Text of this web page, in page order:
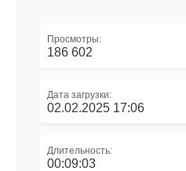
Просмотры:
186 602
Дата загрузки:
02.02.2025 17:06
Длительность:
00:09:03